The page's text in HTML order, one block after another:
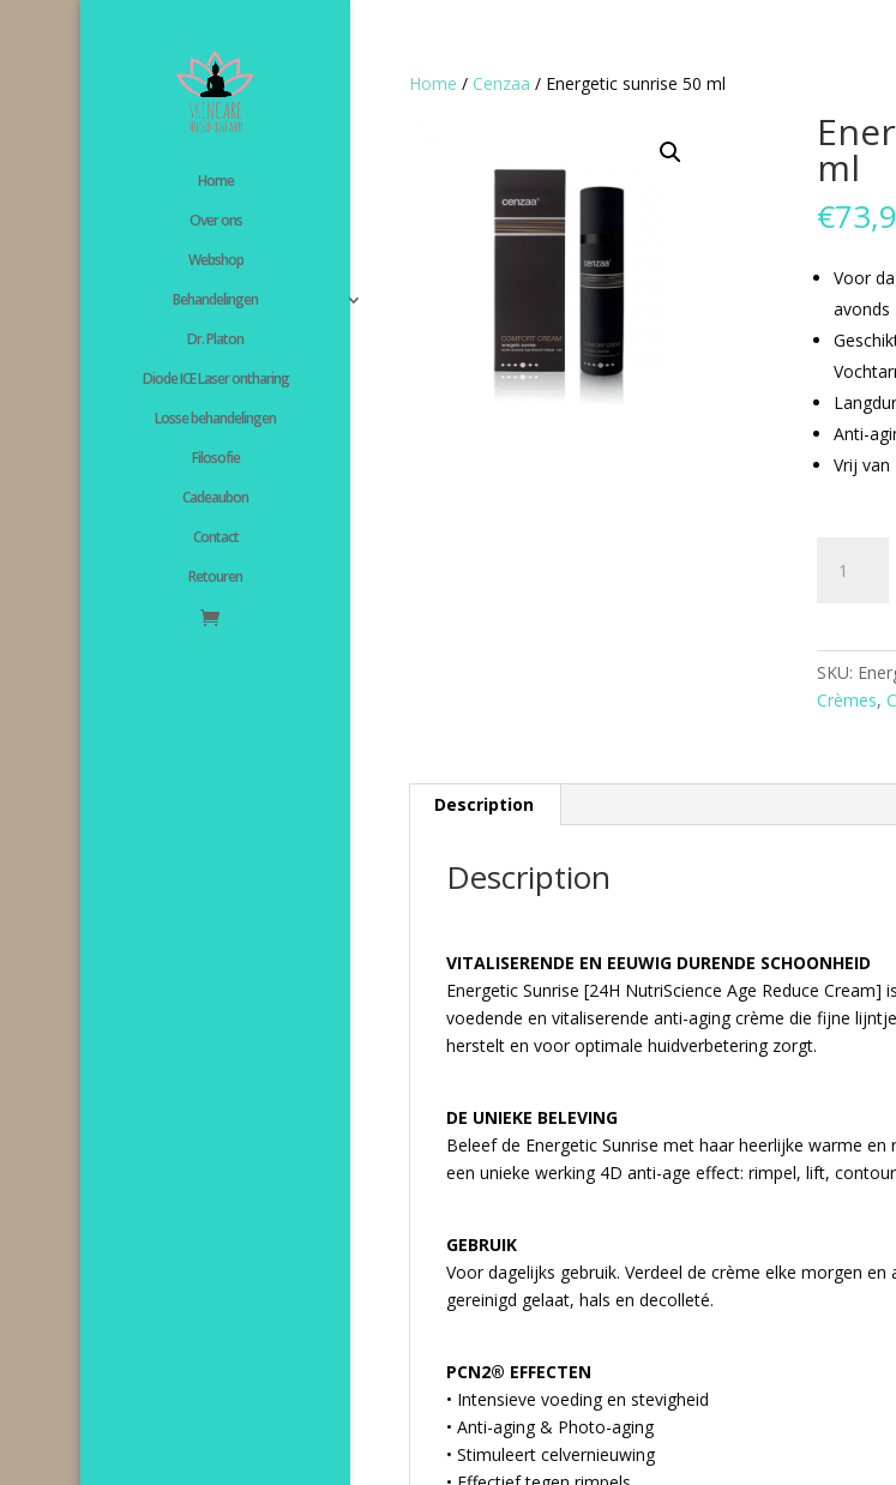
Home
Over ons
Webshop
Behandelingen
Dr. Platon
Diode ICE Laser ontharing
Losse behandelingen
Filosofie
Cadeaubon
Contact
Retouren
Home / Cenzaa / Energetic sunrise 50 ml
ml
€
Voor
avonds
Anti-
Vrij van
sunrise
SKU:
Crèmes,
Description
Description
VITALISERENDE EN EEUWIG DURENDE SCHOONHEID
Energetic Sunrise [24H NutriScience Age Reduce Cream]
voedende en vitaliserende anti-aging crème die fijne
herstelt en voor optimale huidverbetering zorgt.
DE UNIEKE BELEVING
Beleef de Energetic Sunrise met haar heerlijke warme
een unieke werking 4D anti-age effect: rimpel, lift,
GEBRUIK
Voor dagelijks gebruik. Verdeel de crème elke morgen
gereinigd gelaat, hals en decolleté.
PCN2® EFFECTEN
• Intensieve voeding en stevigheid
• Anti-aging & Photo-aging
• Stimuleert celvernieuwing